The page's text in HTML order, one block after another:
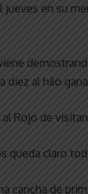
jueves en su
diez al hilo
Rojo de
queda claro
cancha de